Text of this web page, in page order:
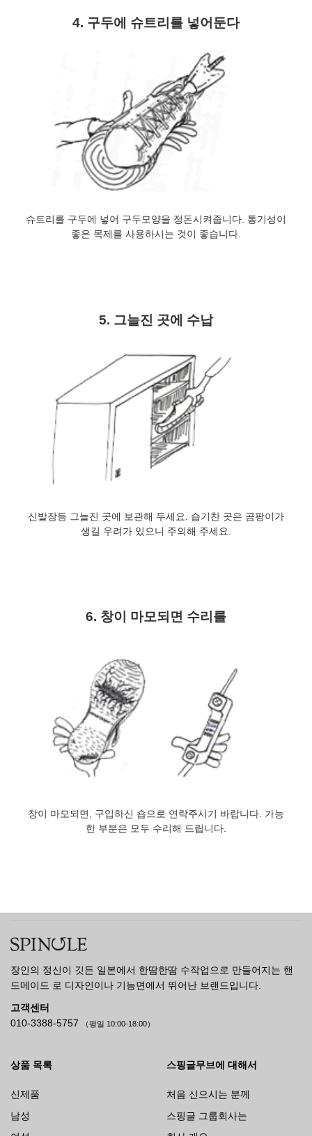
4. 구두에 슈트리를 넣어둔다
슈트리를 구두에 넣어 구두모양을 정돈시켜줍니다. 통기성이
좋은 목제를 사용하시는 것이 좋습니다.
5. 그늘진 곳에 수납
신발장등 그늘진 곳에 보관해 두세요. 습기찬 곳은 곰팡이가
생길 우려가 있으니 주의해 주세요.
6. 창이 마모되면 수리를
창이 마모되면, 구입하신 숍으로 연락주시기 바랍니다. 가능
한 부분은 모두 수리해 드립니다.
장인의 정신이 깃든 일본에서 한땀한땀 수작업으로 만들어지는 핸
드메이드 로 디자인이나 기능면에서 뛰어난 브랜드입니다.
고객센터
010-3388-5757
（평일 10:00-18:00）
상품 목록
신제품
남성
스핑글무브에 대해서
처음 신으시는 분께
스핑글 그룹회사는